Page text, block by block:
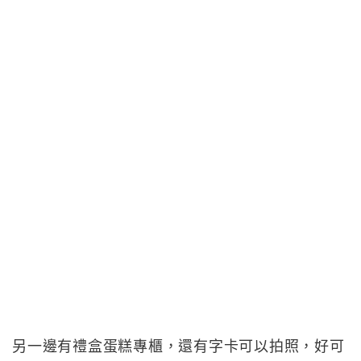
另一邊有禮盒蛋糕專櫃，還有字卡可以拍照，好可